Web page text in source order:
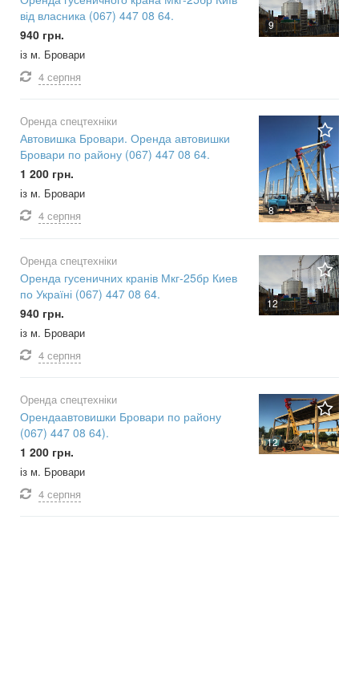
9
від власника (067) 447 08 64.
940 грн.
із м. Бровари
4 серпня
8
Оренда спецтехніки
Автовишка Бровари. Оренда автовишки
Бровари по району (067) 447 08 64.
1 200 грн.
із м. Бровари
4 серпня
12
Оренда спецтехніки
Оренда гусеничних кранів Мкг-25бр Киев
по Україні (067) 447 08 64.
940 грн.
із м. Бровари
4 серпня
12
Оренда спецтехніки
Орендаавтовишки Бровари по району
(067) 447 08 64).
1 200 грн.
із м. Бровари
4 серпня